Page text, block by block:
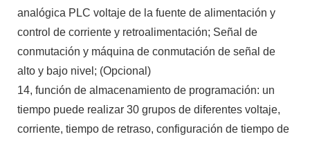
analógica PLC voltaje de la fuente de alimentación y
control de corriente y retroalimentación; Señal de
conmutación y máquina de conmutación de señal de
alto y bajo nivel; (Opcional)
14, función de almacenamiento de programación: un
tiempo puede realizar 30 grupos de diferentes voltaje,
corriente, tiempo de retraso, configuración de tiempo de